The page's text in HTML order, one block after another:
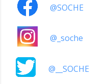
@SOCHE
@_soche
@__SOCHE